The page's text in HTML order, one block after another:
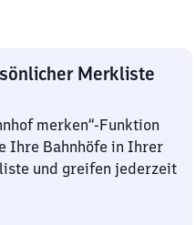
Merkliste
merken“-Funktion
Ihre Bahnhöfe in Ihrer
und greifen jederzeit